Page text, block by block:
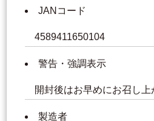
JANコード
4589411650104
警告・強調表示
開封後はお早めにお召し上
製造者